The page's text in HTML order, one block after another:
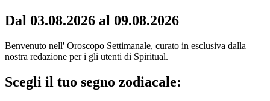
Dal 03.08.2026 al 09.08.2026
Benvenuto nell' Oroscopo Settimanale, curato in esclusiva dalla
nostra redazione per i gli utenti di Spiritual.
Scegli il tuo segno zodiacale: